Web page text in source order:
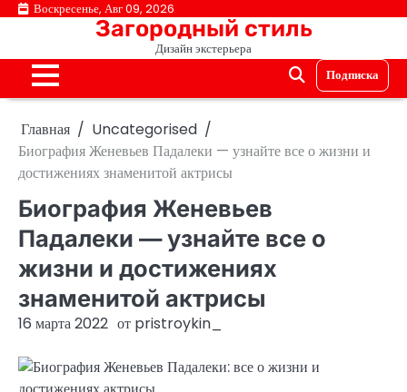
ПерейтиВоскресенье, Авг 09, 2026
Загородный стиль
Дизайн экстерьера
Подписка
Главная
Uncategorised
Биография Женевьев Падалеки — узнайте все о жизни и
достижениях знаменитой актрисы
Биография Женевьев
Падалеки — узнайте все о
жизни и достижениях
знаменитой актрисы
16 марта 2022 от pristroykin_